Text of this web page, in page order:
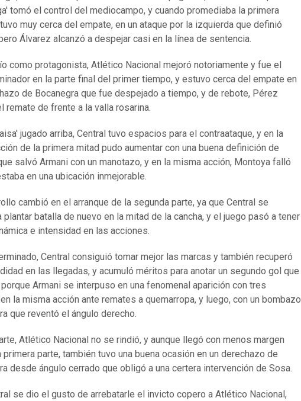
tomó el control del mediocampo, y cuando promediaba la primera
muy cerca del empate, en un ataque por la izquierda que definió
Álvarez alcanzó a despejar casi en la línea de sentencia.
como protagonista, Atlético Nacional mejoró notoriamente y fue el
en la parte final del primer tiempo, y estuvo cerca del empate en
de Bocanegra que fue despejado a tiempo, y de rebote, Pérez
remate de frente a la valla rosarina.
jugado arriba, Central tuvo espacios para el contraataque, y en la
de la primera mitad pudo aumentar con una buena definición de
salvó Armani con un manotazo, y en la misma acción, Montoya falló
en una ubicación inmejorable.
cambió en el arranque de la segunda parte, ya que Central se
plantar batalla de nuevo en la mitad de la cancha, y el juego pasó a tener
e intensidad en las acciones.
Central consiguió tomar mejor las marcas y también recuperó
en las llegadas, y acumuló méritos para anotar un segundo gol que
Armani se interpuso en una fenomenal aparición con tres
la misma acción ante remates a quemarropa, y luego, con un bombazo
que reventó el ángulo derecho.
Atlético Nacional no se rindió, y aunque llegó con menos margen
primera parte, también tuvo una buena ocasión en un derechazo de
desde ángulo cerrado que obligó a una certera intervención de Sosa.
se dio el gusto de arrebatarle el invicto copero a Atlético Nacional,